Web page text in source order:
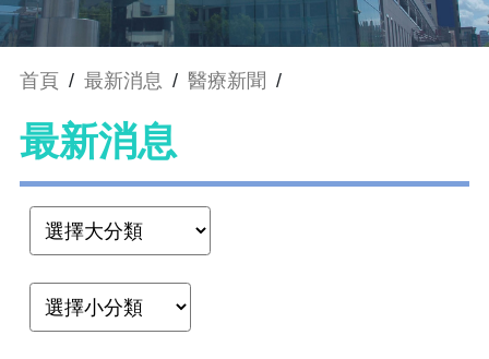
首頁 / 最新消息 / 醫療新聞 /
最新消息